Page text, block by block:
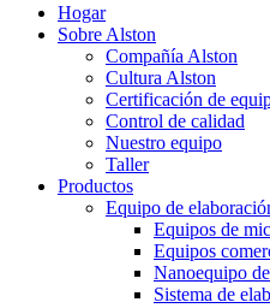
Hogar
Sobre Alston
Compañía Alston
Cultura Alston
Certificación de
Control de calidad
Nuestro equipo
Taller
Productos
Equipo de
Equipos de
Equipos
Nanoequipo
Sistema de